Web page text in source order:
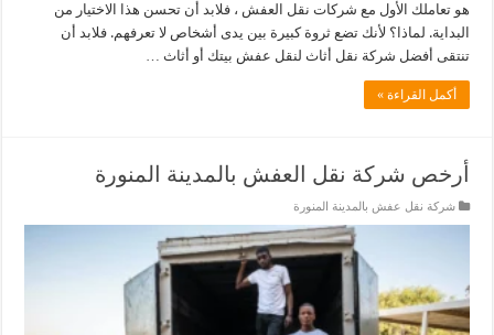
هو تعاملك الأول مع شركات نقل العفش ، فلابد أن تحسن هذا الاختيار من
البداية. لماذا؟ لأنك تضع ثروة كبيرة بين يدى أشخاص لا تعرفهم. فلابد أن
تنتقى أفضل شركة نقل أثاث لنقل عفش بيتك أو أثاث …
أكمل القراءة »
أرخص شركة نقل العفش بالمدينة المنورة
شركة نقل عفش بالمدينة المنورة